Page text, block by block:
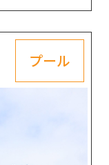
プール